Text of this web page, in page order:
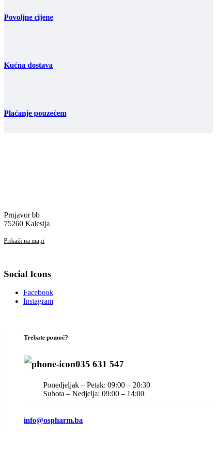
Povoljne cijene
Kućna dostava
Plaćanje pouzećem
Prnjavor bb
75260 Kalesija
Prikaži na mapi
Social Icons
Facebook
Instagram
Trebate pomoć?
035 631 547
Ponedjeljak – Petak: 09:00 – 20:30
Subota – Nedjelja: 09:00 – 14:00
info@ospharm.ba